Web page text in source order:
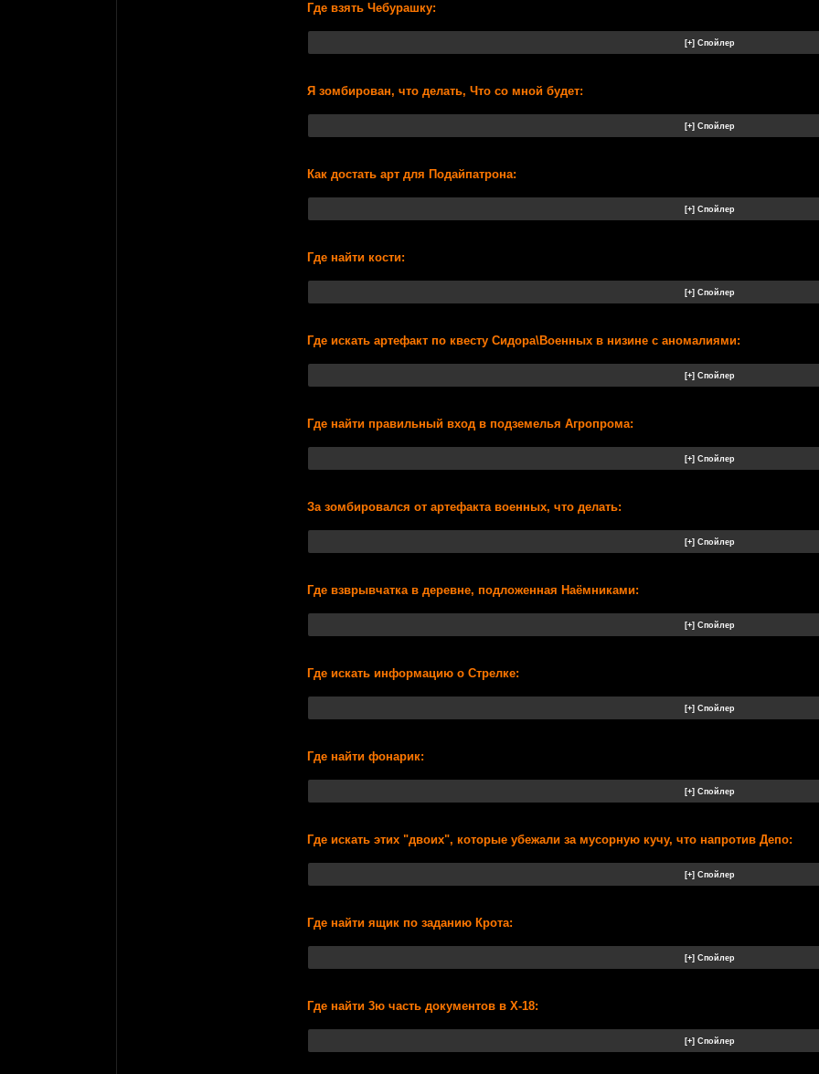
Где взять Чебурашку:
Я зомбирован, что делать, Что со мной будет:
Как достать арт для Подайпатрона:
Где найти кости:
Где искать артефакт по квесту Сидора\Военных в низине с аномалиями:
Где найти правильный вход в подземелья Агропрома:
За зомбировался от артефакта военных, что делать:
Где взврывчатка в деревне, подложенная Наёмниками:
Где искать информацию о Стрелке:
Где найти фонарик:
Где искать этих "двоих", которые убежали за мусорную кучу, что напротив Депо:
Где найти ящик по заданию Крота:
Где найти 3ю часть документов в Х-18: